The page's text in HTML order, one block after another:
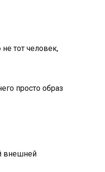
тот человек,
просто образ
внешней